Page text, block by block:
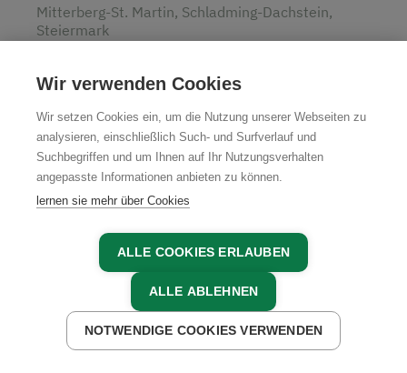
Mitterberg-St. Martin, Schladming-Dachstein,
Steiermark
JETZT ANFRAGEN
Unsere Partner in der Region
JETZT ANFRAGEN JETZT BUCHEN
Wir verwenden Cookies
Wir setzen Cookies ein, um die Nutzung unserer Webseiten zu
analysieren, einschließlich Such- und Surfverlauf und
Suchbegriffen und um Ihnen auf Ihr Nutzungsverhalten
angepasste Informationen anbieten zu können.
lernen sie mehr über Cookies
ALLE COOKIES ERLAUBEN
ALLE ABLEHNEN
NOTWENDIGE COOKIES VERWENDEN